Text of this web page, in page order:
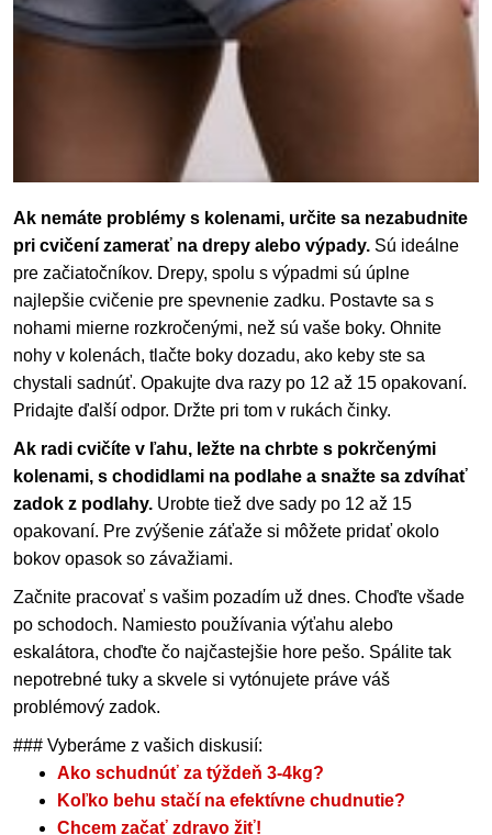
Ak nemáte problémy s kolenami, určite sa nezabudnite
pri cvičení zamerať na drepy alebo výpady. Sú ideálne
pre začiatočníkov. Drepy, spolu s výpadmi sú úplne
najlepšie cvičenie pre spevnenie zadku. Postavte sa s
nohami mierne rozkročenými, než sú vaše boky. Ohnite
nohy v kolenách, tlačte boky dozadu, ako keby ste sa
chystali sadnúť. Opakujte dva razy po 12 až 15 opakovaní.
Pridajte ďalší odpor. Držte pri tom v rukách činky.
Ak radi cvičíte v ľahu, ležte na chrbte s pokrčenými
kolenami, s chodidlami na podlahe a snažte sa zdvíhať
zadok z podlahy. Urobte tiež dve sady po 12 až 15
opakovaní. Pre zvýšenie záťaže si môžete pridať okolo
bokov opasok so závažiami.
Začnite pracovať s vašim pozadím už dnes. Choďte všade
po schodoch. Namiesto používania výťahu alebo
eskalátora, choďte čo najčastejšie hore pešo. Spálite tak
nepotrebné tuky a skvele si vytónujete práve váš
problémový zadok.
### Vyberáme z vašich diskusií:
Ako schudnúť za týždeň 3-4kg?
Koľko behu stačí na efektívne chudnutie?
Chcem začať zdravo žiť!